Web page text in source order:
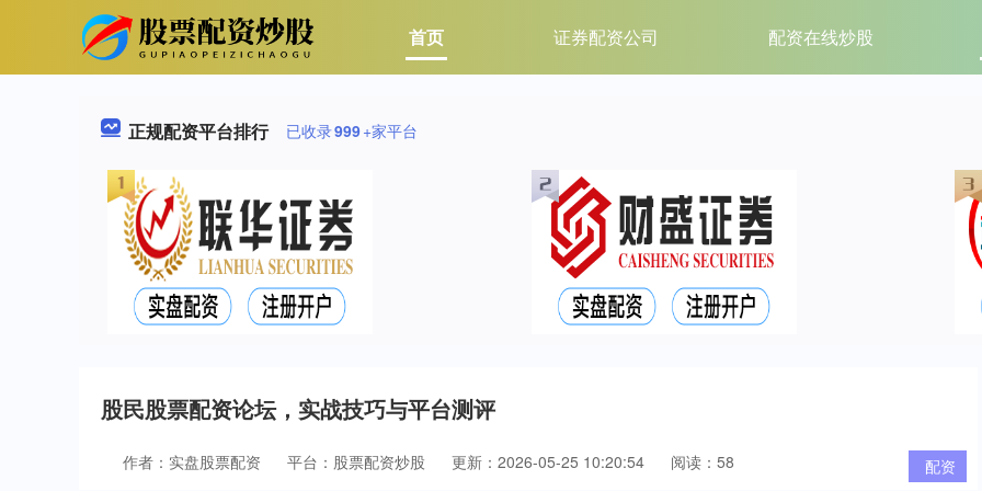
首页 证券配资公司 配资在线炒股
正规配资平台排行 已收录999+家平台
股民股票配资论坛，实战技巧与平台测评
配资
作者：实盘股票配资 平台：股票配资炒股 更新：2026-05-25 10:20:54 阅读：58